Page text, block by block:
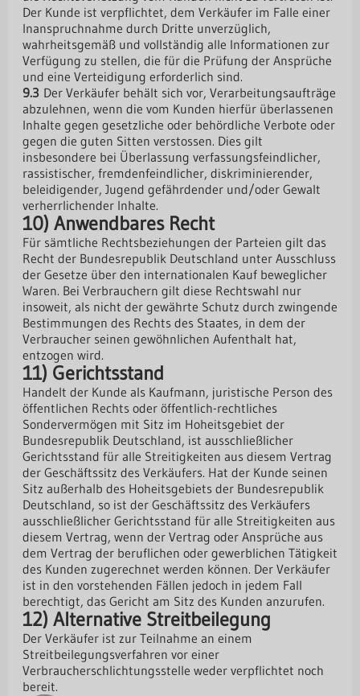
Der Kunde ist verpflichtet, dem Verkäufer im Falle einer
Inanspruchnahme durch Dritte unverzüglich,
wahrheitsgemäß und vollständig alle Informationen zur
Verfügung zu stellen, die für die Prüfung der Ansprüche
und eine Verteidigung erforderlich sind.
9.3Der Verkäufer behält sich vor, Verarbeitungsaufträge
abzulehnen, wenn die vom Kunden hierfür überlassenen
Inhalte gegen gesetzliche oder behördliche Verbote oder
gegen die guten Sitten verstossen. Dies gilt
insbesondere bei Überlassung verfassungsfeindlicher,
rassistischer, fremdenfeindlicher, diskriminierender,
beleidigender, Jugend gefährdender und/oder Gewalt
verherrlichender Inhalte.
10) Anwendbares Recht
Für sämtliche Rechtsbeziehungen der Parteien gilt das
Recht der Bundesrepublik Deutschland unter Ausschluss
der Gesetze über den internationalen Kauf beweglicher
Waren. Bei Verbrauchern gilt diese Rechtswahl nur
insoweit, als nicht der gewährte Schutz durch zwingende
Bestimmungen des Rechts des Staates, in dem der
Verbraucher seinen gewöhnlichen Aufenthalt hat,
entzogen wird.
11) Gerichtsstand
Handelt der Kunde als Kaufmann, juristische Person des
öffentlichen Rechts oder öffentlich-rechtliches
Sondervermögen mit Sitz im Hoheitsgebiet der
Bundesrepublik Deutschland, ist ausschließlicher
Gerichtsstand für alle Streitigkeiten aus diesem Vertrag
der Geschäftssitz des Verkäufers. Hat der Kunde seinen
Sitz außerhalb des Hoheitsgebiets der Bundesrepublik
Deutschland, so ist der Geschäftssitz des Verkäufers
ausschließlicher Gerichtsstand für alle Streitigkeiten aus
diesem Vertrag, wenn der Vertrag oder Ansprüche aus
dem Vertrag der beruflichen oder gewerblichen Tätigkeit
des Kunden zugerechnet werden können. Der Verkäufer
ist in den vorstehenden Fällen jedoch in jedem Fall
berechtigt, das Gericht am Sitz des Kunden anzurufen.
12) Alternative Streitbeilegung
Der Verkäufer ist zur Teilnahme an einem
Streitbeilegungsverfahren vor einer
Verbraucherschlichtungsstelle weder verpflichtet noch
bereit.